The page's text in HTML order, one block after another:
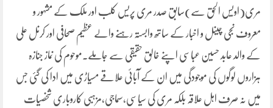
مری(اویس الحق سے)سابق صدر مری پریس کلب اور ملک کے مشہور و
معروف نجی چینل و اخبار کے ساتھ وابستہ رہنے والے عظیم صحافی اور کرنل علی
کے والد عابد حسین عباسی اپنے خالق حقیقی سے جاملے۔موحوم کی نماز جنازہ
ہزاروں لوگوں کی موجودگی میں ان کے آبائی علاقے مسیاڑی میں ادا کی گئی جس
میں نہ صرف اہل علاقہ بلکہ مری کی سیاسی،سماجی،مزہبی کاروباری شخصیات